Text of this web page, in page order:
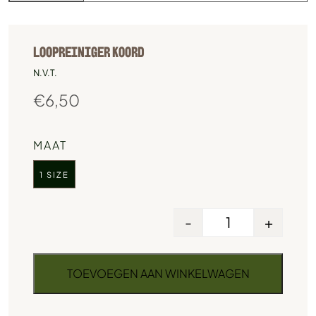
LOOPREINIGER KOORD
N.V.T.
€6,50
MAAT
1 SIZE
- +
TOEVOEGEN AAN WINKELWAGEN